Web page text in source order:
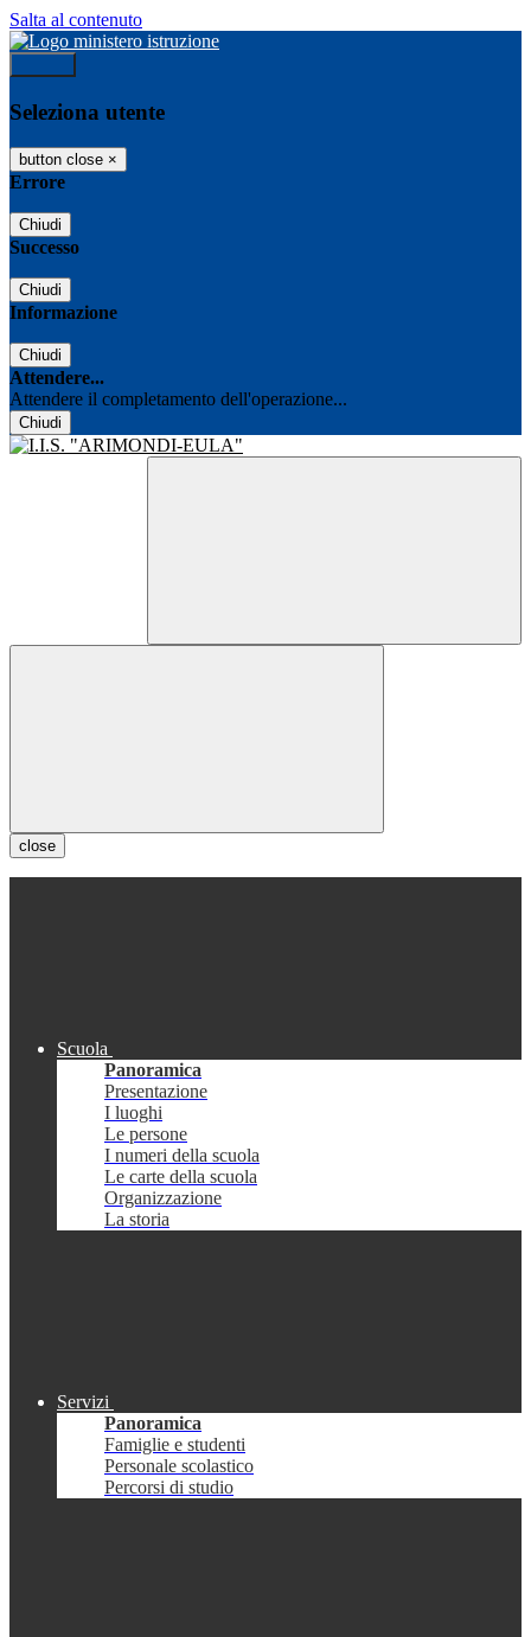
Salta al contenuto
Seleziona utente
button close ×
Errore
Chiudi
Successo
Chiudi
Informazione
Chiudi
Attendere...
Attendere il completamento dell'operazione...
Chiudi
close
Scuola
Panoramica
Presentazione
I luoghi
Le persone
I numeri della scuola
Le carte della scuola
Organizzazione
La storia
Servizi
Panoramica
Famiglie e studenti
Personale scolastico
Percorsi di studio